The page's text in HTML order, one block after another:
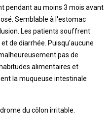
pendant au moins 3 mois avant
Semblable à l'estomac
Les patients souffrent
de diarrhée. Puisqu'aucune
pas de
alimentaires et
la muqueuse intestinale
du côlon irritable.